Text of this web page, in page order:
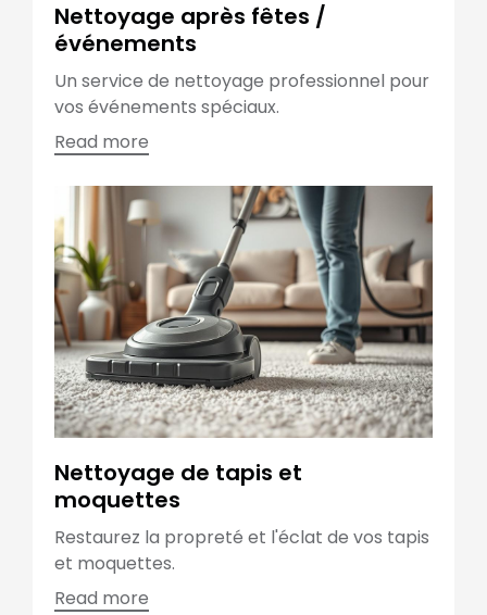
Nettoyage après fêtes /
événements
Un service de nettoyage professionnel pour
vos événements spéciaux.
Read more
Nettoyage de tapis et
moquettes
Restaurez la propreté et l'éclat de vos tapis
et moquettes.
Read more